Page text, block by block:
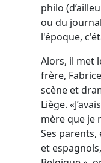
philo
ou du
l'époque,
Alors, il met
frère,
scène et
Liège.
mère que je
Ses parents,
et